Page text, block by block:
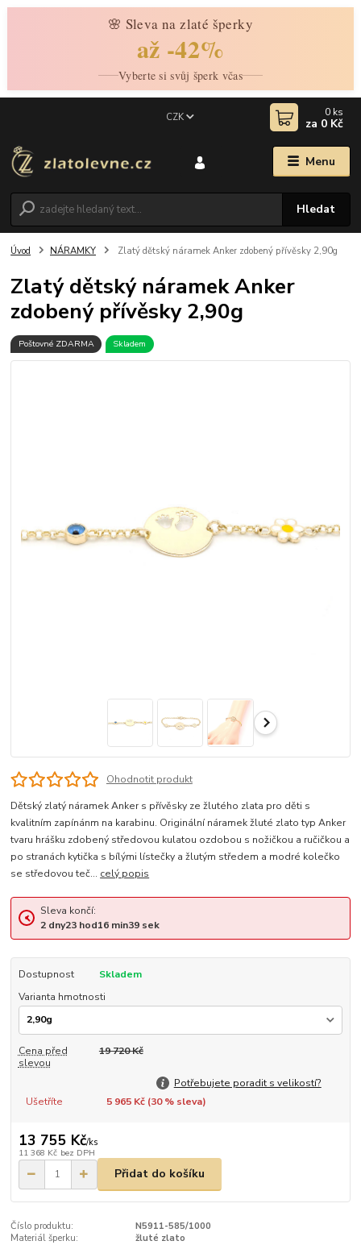
🌸 Sleva na zlaté šperky
až -42%
Vyberte si svůj šperk včas
Menu
CZK
Hledat
0 ks
za 0 Kč
Úvod NÁRAMKY Zlatý dětský náramek Anker zdobený přívěsky 2,90g
Zlatý dětský náramek Anker
zdobený přívěsky 2,90g
Poštovné ZDARMA Skladem
Ohodnotit produkt
Dětský zlatý náramek Anker s přívěsky ze žlutého zlata pro děti s
kvalitním zapínánm na karabinu. Originální náramek žluté zlato typ Anker
tvaru hrášku zdobený středovou kulatou ozdobou s nožičkou a ručičkou a
po stranách kytička s bílými lístečky a žlutým středem a modré kolečko
se středovou teč... celý popis
Sleva končí:
2 dny23hod16min39sek
Dostupnost
Skladem
Varianta hmotnosti
Cena před
slevou
19 720 Kč
Potřebujete poradit s velikostí?
Ušetříte
5 965 Kč (30% sleva)
13 755 Kč/ks
11 368 Kč bez DPH
Přidat do košíku
Číslo produktu:
N5911-585/1000
Materiál šperku:
žluté zlato